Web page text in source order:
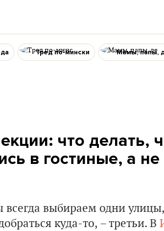
Тред по-мински Мамы, папы,
что делать,
в гостиные, а
выбираем одни
куда-то, – третьи. В